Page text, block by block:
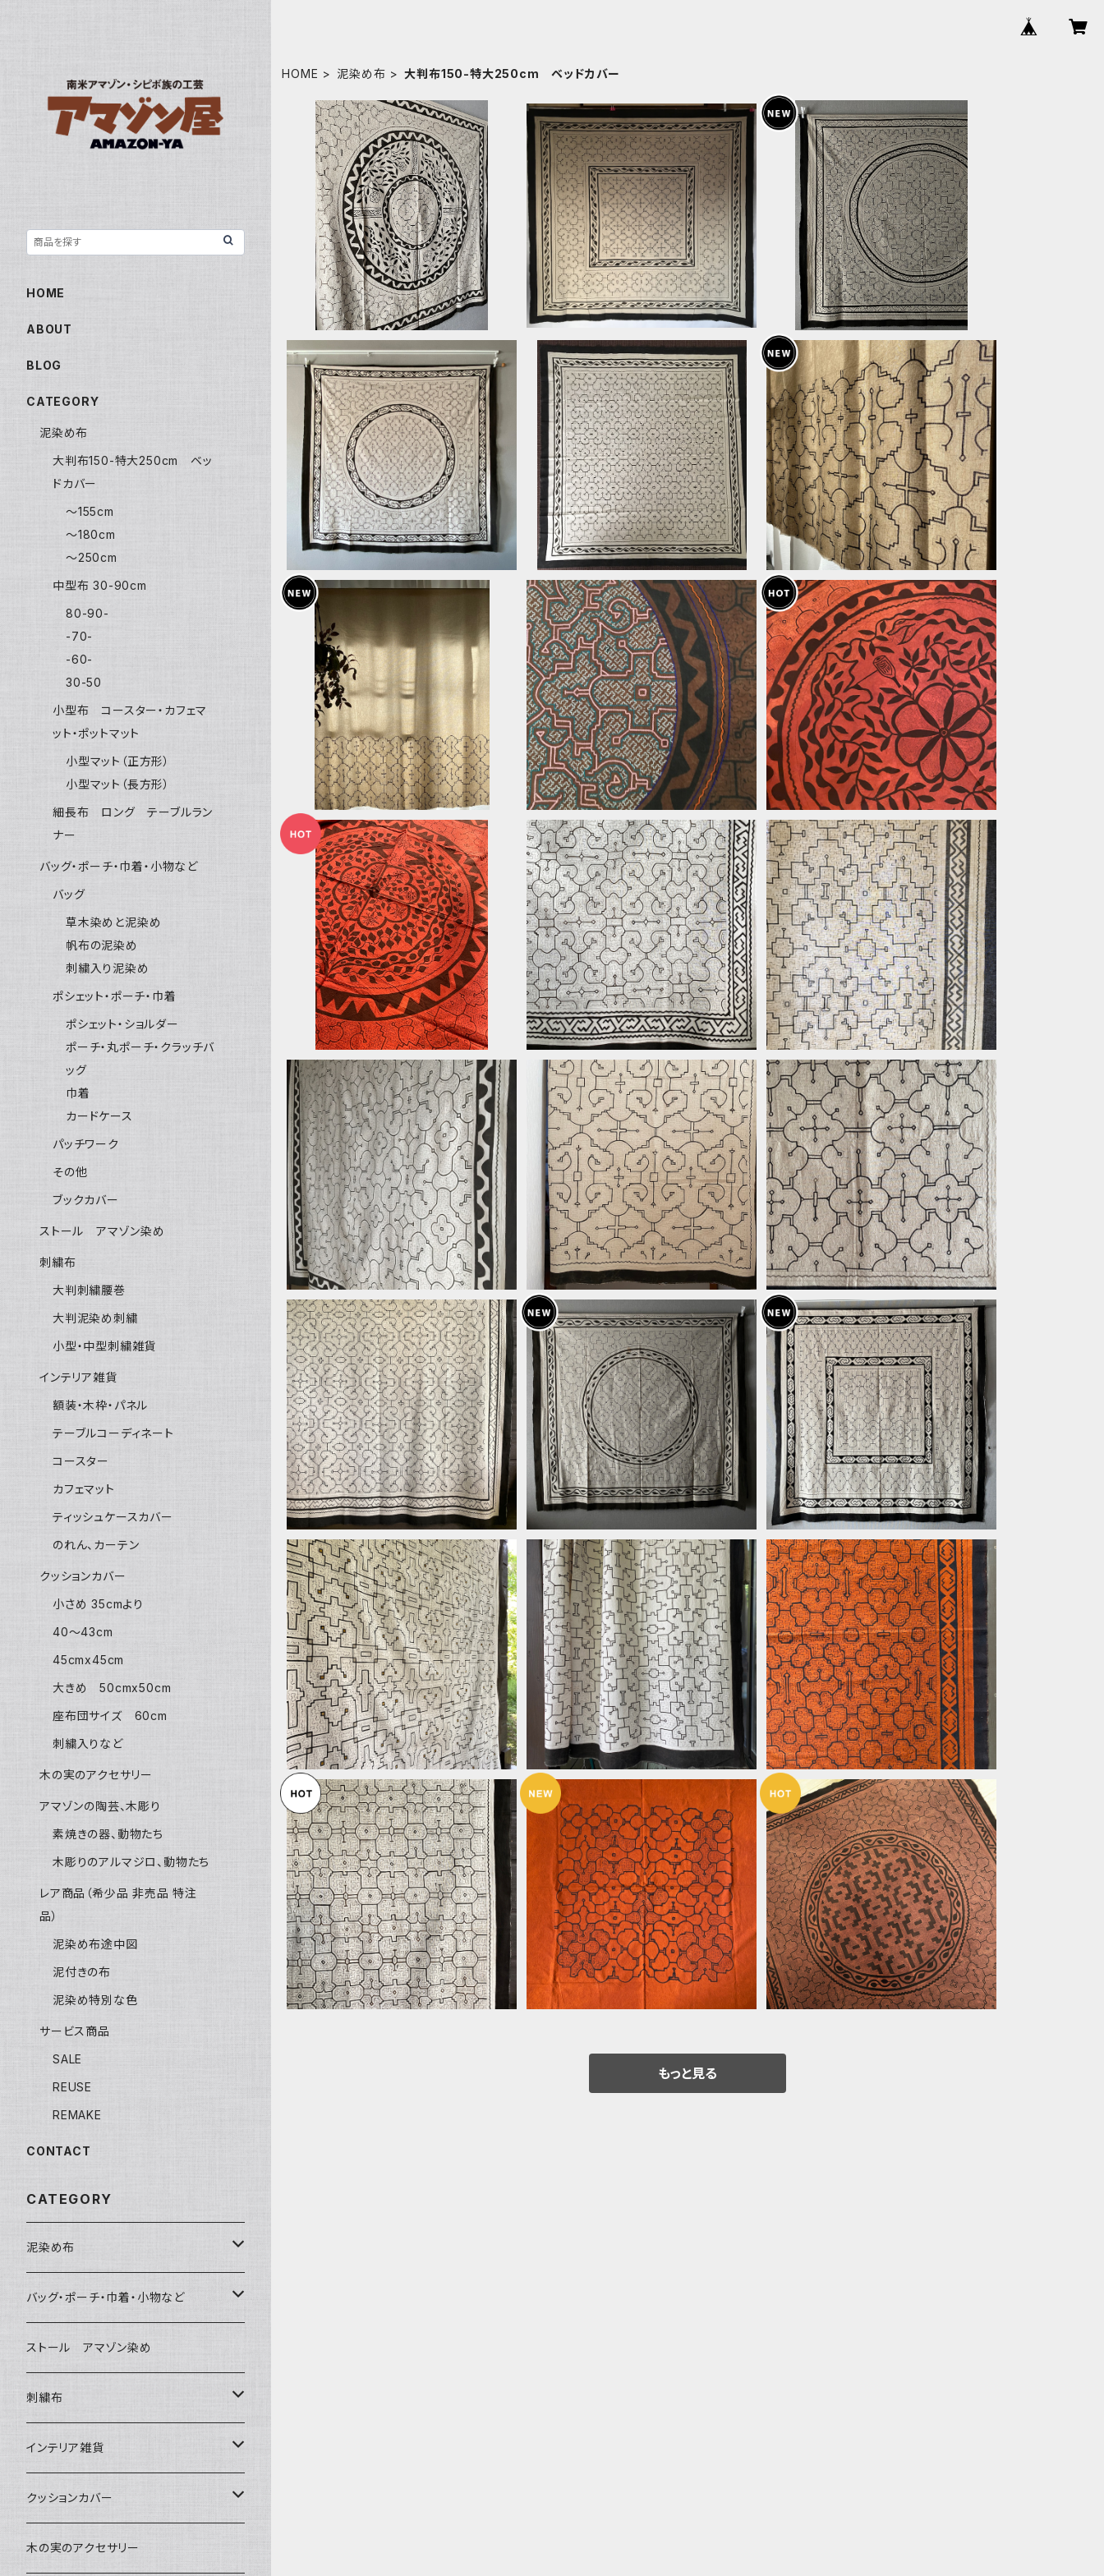
HOME 泥染め布 大判布150-特大250cm ベッドカバー
FG2502 大判白二重円蛇 155cm
シピボ族の泥染め
¥21,250
15%OFF
35⭕️大判白 155x145cm AAA アマ
ゾン シピボ族の泥染め アヤワスカ四
角葉っぱ
¥30,000
G2500 大判白キレイ155x000cmA
シピボ族の泥染め 先住民族の工芸
布 伝統工芸 エスニック
¥28,000
G2504白円山155x155cmシピボ族
の泥染め 先住民族の工芸布 伝統工
芸 エスニック
¥28,000
F33⭕️大判白 147x152cm AAA 厚
地 アマゾン シピボ族の泥染め シン
プル 植物
¥35,000
カーテン布3 途中図 140x150cm
草木染め暖簾 アマゾンの先住民族2
020 シピボ族の泥染め インテリア
目隠し カーテン
¥18,000
カーテン布1途中図 140x150cm
草木染め暖簾 アマゾンの先住民族
シピボ族の泥染め インテリア目隠し
カーテン
¥18,000
大判大刺繍泥染布円04ピンク アマ
ゾン・シピボ族の泥染め アヤワスカ
AAA タペストリー 先住民族の工
芸 スピリチュアル
¥36,000
20%OFF
33大判赤黒円 150x134cm 蛇ア
ヤワスカ 赤茶 アマゾン・シピボ族の
泥染め
¥21,000
25%OFF
G2508 大判赤アナコンダ蛇とピラニ
ア アチョテ染めピンク シピボ族の
泥染め
¥22,400
20%OFF
28大判白L8シンプル 153x141cm
シピボ族の泥染め アマゾンの先住民
族の工芸 インテリア、テーブルクロ
ス、タペストリー、カーテン、マルチカバ
ー
¥33,000
3大判白シンプル 155x135cm AA
A アマゾン・シピボ族の泥染め
¥25,000
41大判白 155x133cm アナコンダ
蛇 アマゾン シピボ族の泥染め アナ
コンダ
¥25,000
39大判白シンプル 152x135cm 十
字架 シピボ族の泥染め アマゾンの
先住民族の工芸 インテリア、テーブ
ルクロス、タペストリー、カーテン、マル
チカバー
¥28,000
38大判白 152x140cm シンプル シ
ピボ族の泥染め アマゾンの先住民族
の工芸 インテリア、テーブルクロス、
タペストリー、カーテン、マルチカバー
¥25,000
21⭕️大判白大te3シンプル156x156
cmシピボ族の泥染め アマゾンの先
住民族の工芸 インテリア、テーブル
クロス、タペストリー、カーテン、マルチ
カバー
¥35,000
42大判白円葉っぱ155x155cmシピ
ボ族の泥染め 先住民族の工芸布 伝
統工芸 エスニック
¥28,000
G2506 大判白四角梅158x155 シ
ピボ族の泥染め
¥28,000
18ベッドカバー白 特大Nカラフル 2
04x155cm シピボ族の泥染め アマ
ゾンの先住民族の工芸 インテリア、
テーブルクロス、タペストリー、カーテ
ン、マルチカバー
¥50,000
20ベッドカバー白 途中図厚地 特
大180x152cm シピボ族の泥染め
アマゾンの先住民族の工芸 インテリ
ア、テーブルクロス、タペストリー、カー
テン、マルチカバー
¥35,000
26大判茶 150x155cm オレンジ系
シピボ族の泥染め 南米アマゾン先住
民族 テキスタイル 工藝布
¥25,200
10%OFF
29大判白L9 143x153cm シピボ族
の泥染め アマゾンの先住民族の工
芸 天然染めインテリア、テーブルク
ロス、タペストリー、カーテン、マルチカ
バー
¥28,000
27大判茶new2024 ふちなし途中図
¥35,000
B12大判円濃い紫 155x148cm
円太線mw植物 アマゾンシピボ族の
泥染め AAA 天然染め
¥35,000
もっと見る
HOME
ABOUT
BLOG
CATEGORY
泥染め布
大判布150-特大250cm ベッ
ドカバー
〜155cm
〜180cm
〜250cm
中型布 30-90cm
80-90-
-70-
-60-
30-50
小型布 コースター・カフェマ
ット・ポットマット
小型マット（正方形）
小型マット（長方形）
細長布 ロング テーブルラン
ナー
バッグ・ポーチ・巾着・小物など
バッグ
草木染めと泥染め
帆布の泥染め
刺繍入り泥染め
ポシェット・ポーチ・巾着
ポシェット・ショルダー
ポーチ・丸ポーチ・クラッチバ
ッグ
巾着
カードケース
パッチワーク
その他
ブックカバー
ストール アマゾン染め
刺繍布
大判刺繍腰巻
大判泥染め刺繍
小型・中型刺繍雑貨
インテリア雑貨
額装・木枠・パネル
テーブルコーディネート
コースター
カフェマット
ティッシュケースカバー
のれん、カーテン
クッションカバー
小さめ 35cmより
40〜43cm
45cmx45cm
大きめ 50cmx50cm
座布団サイズ 60cm
刺繍入りなど
木の実のアクセサリー
アマゾンの陶芸、木彫り
素焼きの器、動物たち
木彫りのアルマジロ、動物たち
レア商品（希少品 非売品 特注
品）
泥染め布途中図
泥付きの布
泥染め特別な色
サービス商品
SALE
REUSE
REMAKE
CONTACT
CATEGORY
泥染め布
大判布150-特大250cm ベッドカバ
ー
中型布 30-90cm
30-50
小型布 コースター・カフェマット・ポ
ットマット
小型マット（正方形）
細長布 ロング テーブルランナー
バッグ・ポーチ・巾着・小物など
バッグ
草木染めと泥染め
帆布の泥染め
ポシェット・ポーチ・巾着
ポシェット・ショルダー
ポーチ・丸ポーチ・クラッチバッグ
パッチワーク
その他
ブックカバー
ストール アマゾン染め
刺繍布
大判刺繍腰巻
大判泥染め刺繍
小型・中型刺繍雑貨
インテリア雑貨
額装・木枠・パネル
テーブルコーディネート
クッションカバー
小さめ 35cmより
木の実のアクセサリー